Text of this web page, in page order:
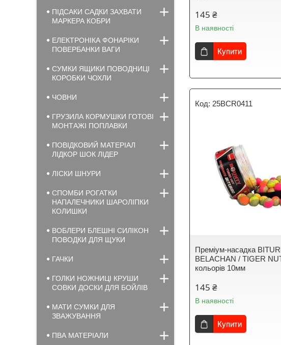
145 ₴
В наявності
Купити
25BCR0411
Преміум-насадка
BELACHAN / TIGER
кольорів 10мм
145 ₴
В наявності
Купити
ПІДСАКИ САДКИ ЗАХВАТИ
МАРКЕРА КОБРИ
ЕЛЕКТРОНІКА ФОНАРІКИ
ПОВЕРБАНКИ ВАГИ
СУМКИ ЯЩИКИ ПОВОДНИЦІ
КОРОБКИ ЧОХЛИ
ЧОВНИ
ГРУЗИЛА КОРМУШКИ ГОТОВІ
МОНТАЖІ ПОПЛАВКИ
ПОВІДКОВИЙ МАТЕРІАЛ
ЛІДКОР ШОК ЛІДЕР
ЛІСКИ ШНУРИ
СПОМБИ РОГАТКИ
НАПАЛЕЧНИКИ ШАРОЛІПКИ
КОЛИШКИ
ВОБЛЕРИ БЛЕШНІ СИЛІКОН
ПОВОДКИ ДЛЯ ЩУКИ
ГАЧКИ
ГОЛКИ НОЖНИЦІ КРУШИ
СОВКИ ДОСКИ ДЛЯ БОЙЛІВ
МАТИ СУМКИ ДЛЯ
ЗВАЖУВАННЯ
ПВА МАТЕРІАЛИ